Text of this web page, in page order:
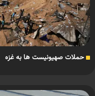
حملات صهیونیست ها به غزه